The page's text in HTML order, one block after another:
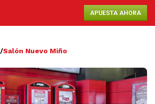
APUESTA AHORA
/Salón Nuevo Miño